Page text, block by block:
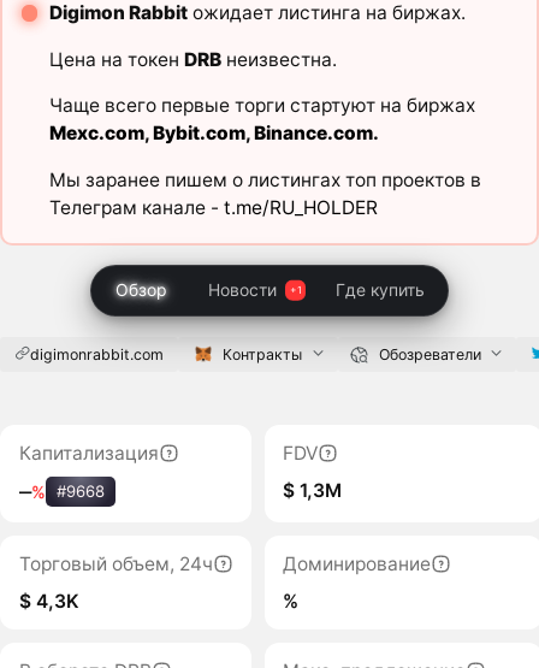
Digimon Rabbitожидает листинга на биржах.
Цена на токен DRBнеизвестна.
Чаще всего первые торги стартуют на биржах
Mexc.com,Bybit.com,Binance.com.
Мы заранее пишем о листингах топ проектов в
Телеграм канале - t.me/RU_HOLDER
Обзор Новости Где купить
digimonrabbit.com Контракты Обозреватели
Капитализация
‒% #9668
FDV
$ 1,3M
Торговый объем, 24ч
$ 4,3K
Доминирование
%